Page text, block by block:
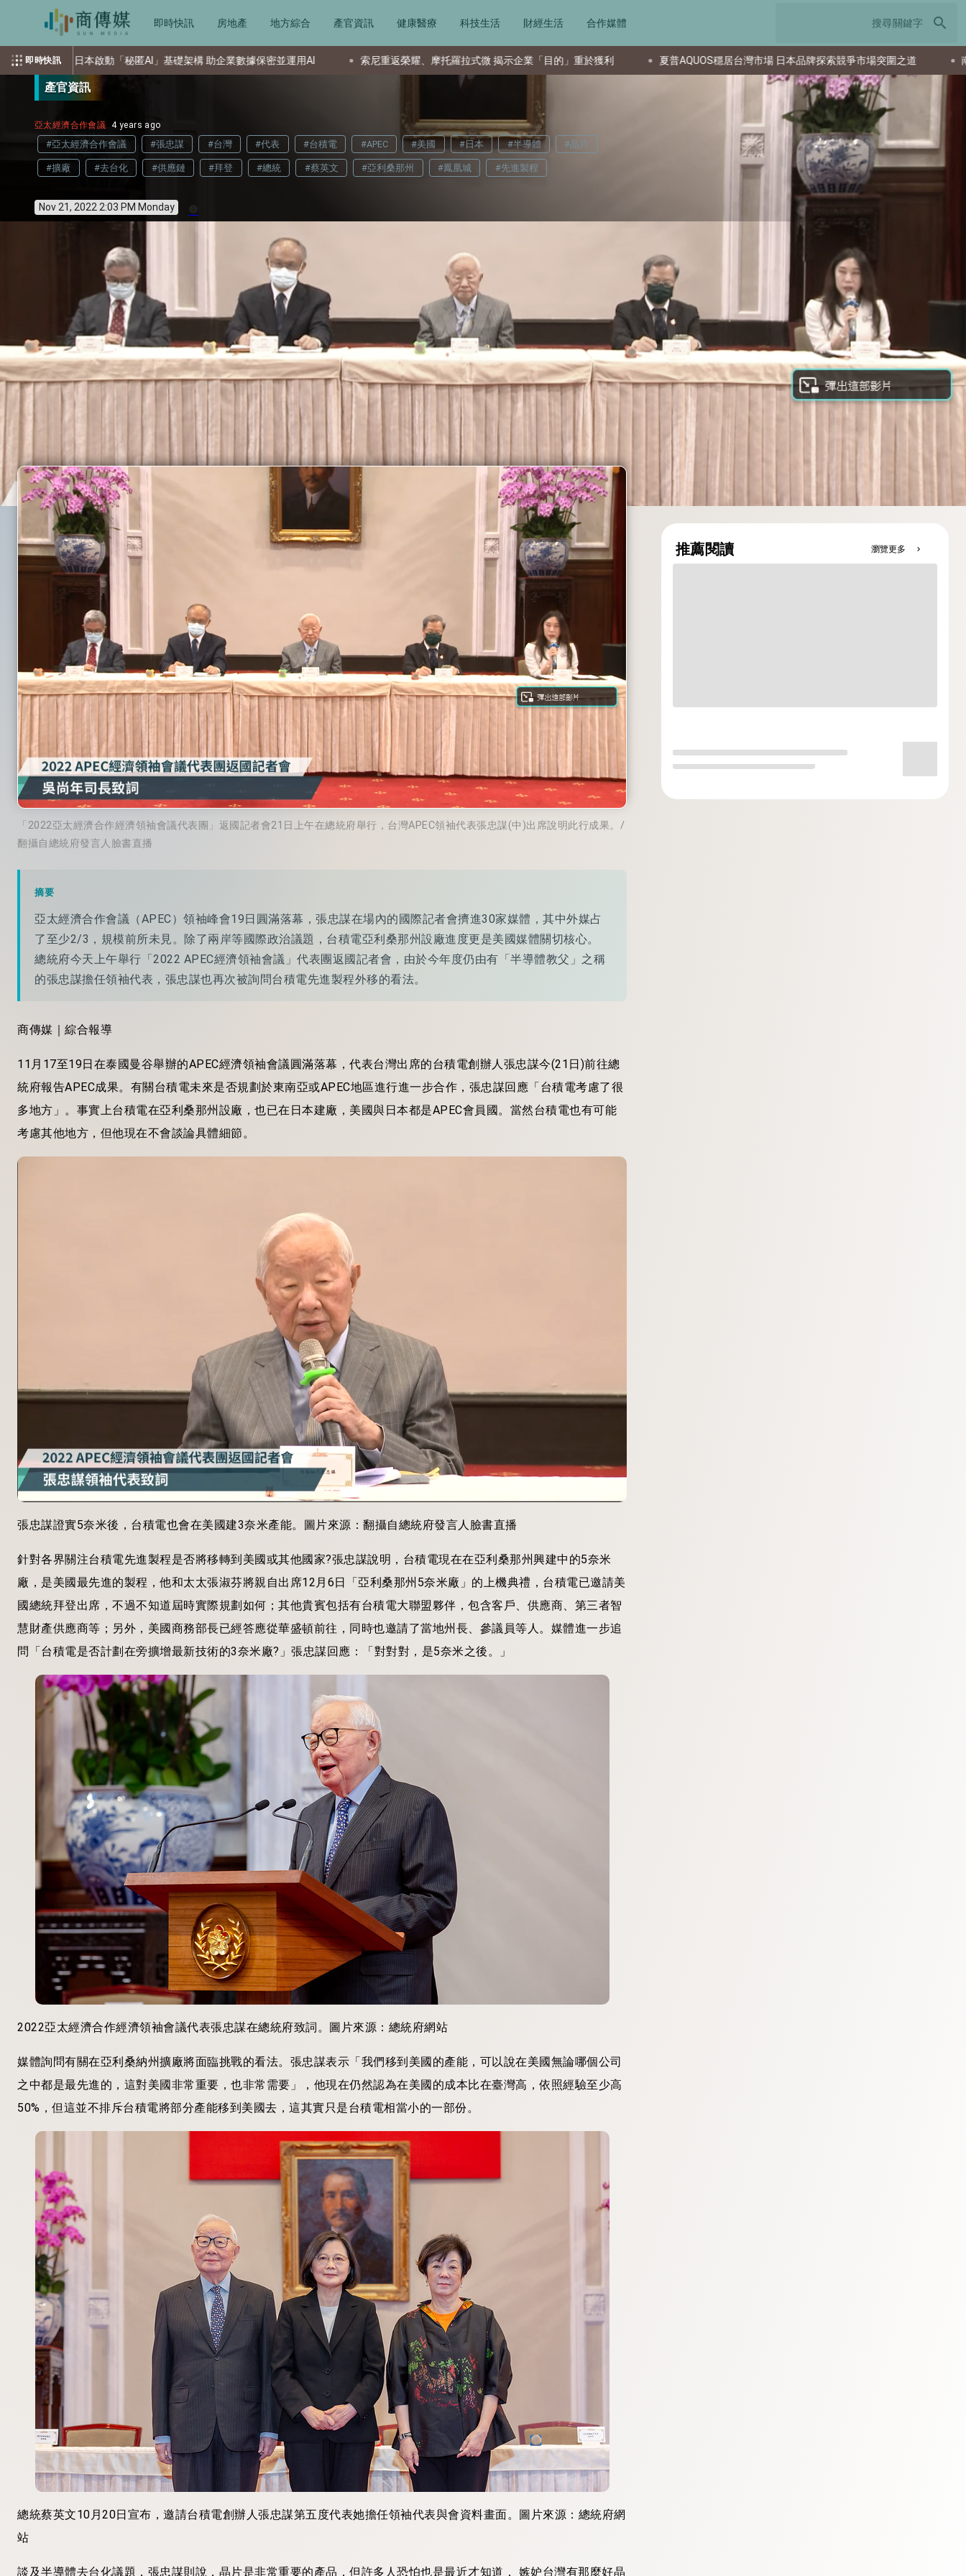
即時快訊 房地產 地方綜合 產官資訊 健康醫療 科技生活 財經生活 合作媒體 search
即時快訊
AI」基礎架構 助企業數據保密並運用AI 索尼重返榮耀、摩托羅拉式微 揭示企業「目的」重於獲利 夏普AQUOS穩居台灣市場 日本品牌探索競爭市場突圍之道 南韓研發投入居全球前段 學者
產官資訊
亞太經濟合作會議 4 years ago
#亞太經濟合作會議 #張忠謀 #台灣 #代表 #台積電 #APEC #美國 #日本 #半導體 #晶片
#擴廠 #去台化 #供應鏈 #拜登 #總統 #蔡英文 #亞利桑那州 #鳳凰城 #先進製程
Nov 21, 2022 2:03 PM Monday
「2022亞太經濟合作經濟領袖會議代表團」返國記者會21日上午在總統府舉行，台灣APEC領袖代表張忠謀(中)出席說明此行成果。/
翻攝自總統府發言人臉書直播
摘要
亞太經濟合作會議（APEC）領袖峰會19日圓滿落幕，張忠謀在場內的國際記者會擠進30家媒體，其中外媒占
了至少2/3，規模前所未見。除了兩岸等國際政治議題，台積電亞利桑那州設廠進度更是美國媒體關切核心。
總統府今天上午舉行「2022 APEC經濟領袖會議」代表團返國記者會，由於今年度仍由有「半導體教父」之稱
的張忠謀擔任領袖代表，張忠謀也再次被詢問台積電先進製程外移的看法。
商傳媒｜綜合報導
11月17至19日在泰國曼谷舉辦的APEC經濟領袖會議圓滿落幕，代表台灣出席的台積電創辦人張忠謀今(21日)前往總
統府報告APEC成果。有關台積電未來是否規劃於東南亞或APEC地區進行進一步合作，張忠謀回應「台積電考慮了很
多地方」。事實上台積電在亞利桑那州設廠，也已在日本建廠，美國與日本都是APEC會員國。當然台積電也有可能
考慮其他地方，但他現在不會談論具體細節。
張忠謀證實5奈米後，台積電也會在美國建3奈米產能。圖片來源：翻攝自總統府發言人臉書直播
針對各界關注台積電先進製程是否將移轉到美國或其他國家?張忠謀說明，台積電現在在亞利桑那州興建中的5奈米
廠，是美國最先進的製程，他和太太張淑芬將親自出席12月6日「亞利桑那州5奈米廠」的上機典禮，台積電已邀請美
國總統拜登出席，不過不知道屆時實際規劃如何；其他貴賓包括有台積電大聯盟夥伴，包含客戶、供應商、第三者智
慧財產供應商等；另外，美國商務部長已經答應從華盛頓前往，同時也邀請了當地州長、參議員等人。媒體進一步追
問「台積電是否計劃在旁擴增最新技術的3奈米廠?」張忠謀回應：「對對對，是5奈米之後。」
2022亞太經濟合作經濟領袖會議代表張忠謀在總統府致詞。圖片來源：總統府網站
媒體詢問有關在亞利桑納州擴廠將面臨挑戰的看法。張忠謀表示「我們移到美國的產能，可以說在美國無論哪個公司
之中都是最先進的，這對美國非常重要，也非常需要」，他現在仍然認為在美國的成本比在臺灣高，依照經驗至少高
50%，但這並不排斥台積電將部分產能移到美國去，這其實只是台積電相當小的一部份。
總統蔡英文10月20日宣布，邀請台積電創辦人張忠謀第五度代表她擔任領袖代表與會資料畫面。圖片來源：總統府網
站
談及半導體去台化議題，張忠謀則說，晶片是非常重要的產品，但許多人恐怕也是最近才知道， 嫉妒台灣有那麼好晶
推薦閱讀 瀏覽更多 chevron_right